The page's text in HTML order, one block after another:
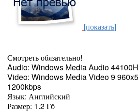
[показать]
Смотреть обязательно!
Audio: Windows Media Audio
Video: Windows Media Video 9
1200kbps
Язык: Английский
Размер: 1.2 Гб